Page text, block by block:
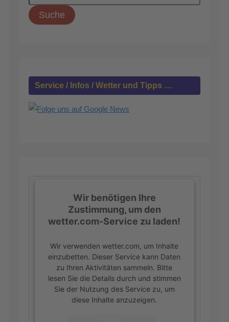
c
h
:
Service / Infos / Wetter und Tipps …
Wir benötigen Ihre
Zustimmung, um den
wetter.com-Service zu laden!
Wir verwenden wetter.com, um Inhalte
einzubetten. Dieser Service kann Daten
zu Ihren Aktivitäten sammeln. Bitte
lesen Sie die Details durch und stimmen
Sie der Nutzung des Service zu, um
diese Inhalte anzuzeigen.